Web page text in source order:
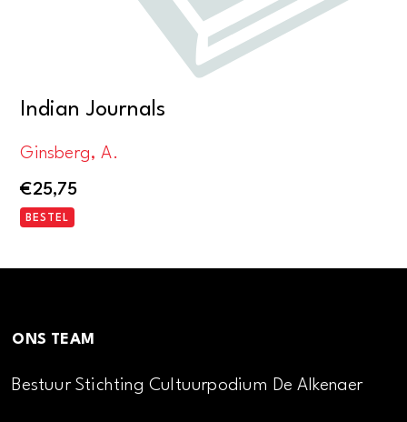
Indian Journals
Ginsberg, A.
€25,75
BESTEL
ONS TEAM
Bestuur Stichting Cultuurpodium De Alkenaer